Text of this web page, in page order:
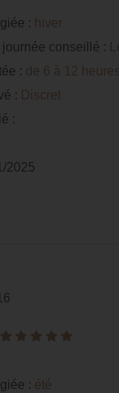
: hiver
journée conseillé :
: de 6 à 12 heures
: Discret
:
2025
: été